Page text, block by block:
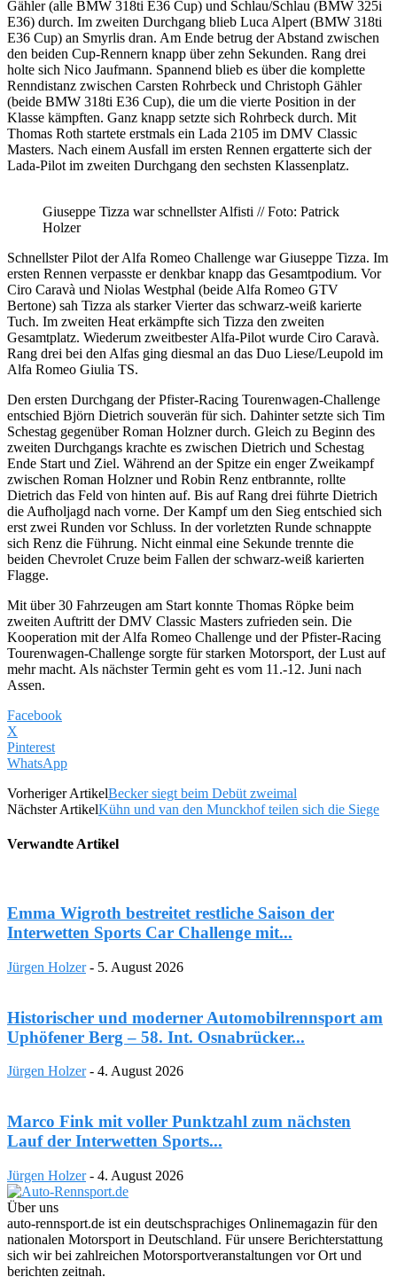
Gähler (alle BMW 318ti E36 Cup) und Schlau/Schlau (BMW 325i
E36) durch. Im zweiten Durchgang blieb Luca Alpert (BMW 318ti
E36 Cup) an Smyrlis dran. Am Ende betrug der Abstand zwischen
den beiden Cup-Rennern knapp über zehn Sekunden. Rang drei
holte sich Nico Jaufmann. Spannend blieb es über die komplette
Renndistanz zwischen Carsten Rohrbeck und Christoph Gähler
(beide BMW 318ti E36 Cup), die um die vierte Position in der
Klasse kämpften. Ganz knapp setzte sich Rohrbeck durch. Mit
Thomas Roth startete erstmals ein Lada 2105 im DMV Classic
Masters. Nach einem Ausfall im ersten Rennen ergatterte sich der
Lada-Pilot im zweiten Durchgang den sechsten Klassenplatz.
Giuseppe Tizza war schnellster Alfisti // Foto: Patrick
Holzer
Schnellster Pilot der Alfa Romeo Challenge war Giuseppe Tizza. Im
ersten Rennen verpasste er denkbar knapp das Gesamtpodium. Vor
Ciro Caravà und Niolas Westphal (beide Alfa Romeo GTV
Bertone) sah Tizza als starker Vierter das schwarz-weiß karierte
Tuch. Im zweiten Heat erkämpfte sich Tizza den zweiten
Gesamtplatz. Wiederum zweitbester Alfa-Pilot wurde Ciro Caravà.
Rang drei bei den Alfas ging diesmal an das Duo Liese/Leupold im
Alfa Romeo Giulia TS.
Den ersten Durchgang der Pfister-Racing Tourenwagen-Challenge
entschied Björn Dietrich souverän für sich. Dahinter setzte sich Tim
Schestag gegenüber Roman Holzner durch. Gleich zu Beginn des
zweiten Durchgangs krachte es zwischen Dietrich und Schestag
Ende Start und Ziel. Während an der Spitze ein enger Zweikampf
zwischen Roman Holzner und Robin Renz entbrannte, rollte
Dietrich das Feld von hinten auf. Bis auf Rang drei führte Dietrich
die Aufholjagd nach vorne. Der Kampf um den Sieg entschied sich
erst zwei Runden vor Schluss. In der vorletzten Runde schnappte
sich Renz die Führung. Nicht einmal eine Sekunde trennte die
beiden Chevrolet Cruze beim Fallen der schwarz-weiß karierten
Flagge.
Mit über 30 Fahrzeugen am Start konnte Thomas Röpke beim
zweiten Auftritt der DMV Classic Masters zufrieden sein. Die
Kooperation mit der Alfa Romeo Challenge und der Pfister-Racing
Tourenwagen-Challenge sorgte für starken Motorsport, der Lust auf
mehr macht. Als nächster Termin geht es vom 11.-12. Juni nach
Assen.
Facebook
X
Pinterest
WhatsApp
Vorheriger ArtikelBecker siegt beim Debüt zweimal
Nächster ArtikelKühn und van den Munckhof teilen sich die Siege
Verwandte Artikel
Emma Wigroth bestreitet restliche Saison der
Interwetten Sports Car Challenge mit...
Jürgen Holzer - 5. August 2026
Historischer und moderner Automobilrennsport am
Uphöfener Berg – 58. Int. Osnabrücker...
Jürgen Holzer - 4. August 2026
Marco Fink mit voller Punktzahl zum nächsten
Lauf der Interwetten Sports...
Jürgen Holzer - 4. August 2026
Über uns
auto-rennsport.de ist ein deutschsprachiges Onlinemagazin für den
nationalen Motorsport in Deutschland. Für unsere Berichterstattung
sich wir bei zahlreichen Motorsportveranstaltungen vor Ort und
berichten zeitnah.